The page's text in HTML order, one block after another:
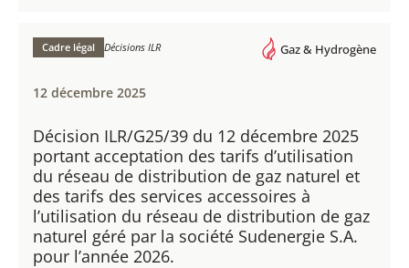
(PDF / 163,1 Ko)
Cadre légal Décisions ILR Gaz & Hydrogène
12 décembre 2025
Décision ILR/G25/39 du 12 décembre 2025
portant acceptation des tarifs d’utilisation
du réseau de distribution de gaz naturel et
des tarifs des services accessoires à
l’utilisation du réseau de distribution de gaz
naturel géré par la société Sudenergie S.A.
pour l’année 2026.